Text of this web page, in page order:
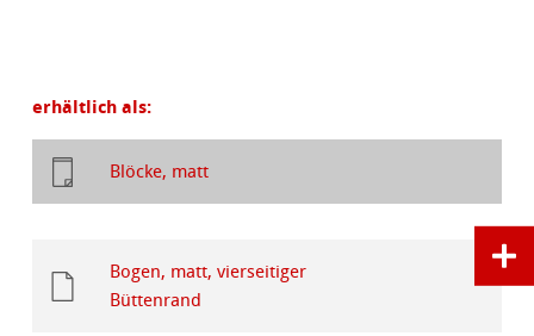
erhältlich als:
Blöcke, matt
Bogen, matt, vierseitiger
Büttenrand